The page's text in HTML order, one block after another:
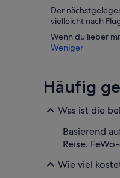
Der
vielleicht nach
Wenn du lieber
Weniger
Häufig
Was ist die
Basierend
Reise.
Wie viel